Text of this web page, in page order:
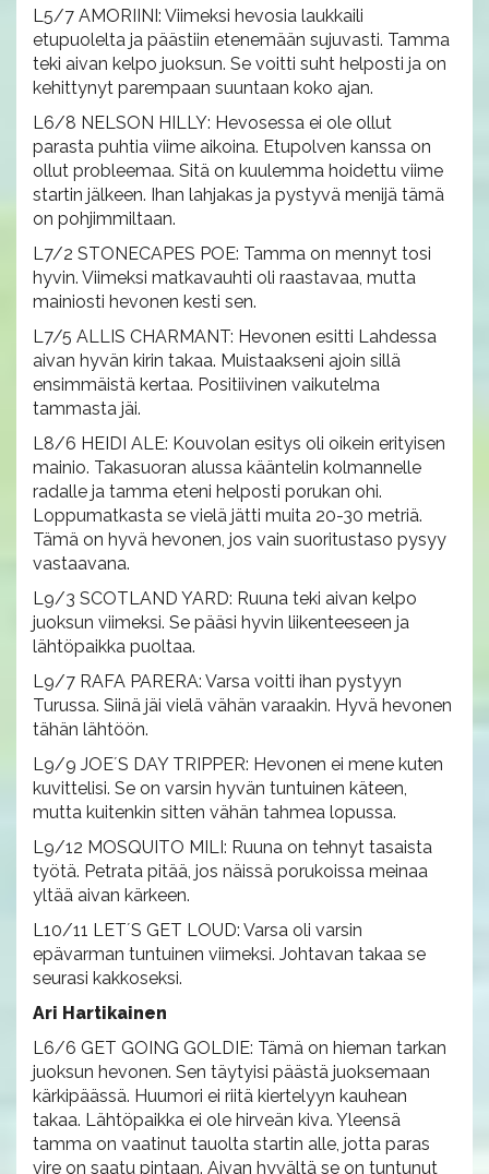
L5/7 AMORIINI: Viimeksi hevosia laukkaili
etupuolelta ja päästiin etenemään sujuvasti. Tamma
teki aivan kelpo juoksun. Se voitti suht helposti ja on
kehittynyt parempaan suuntaan koko ajan.
L6/8 NELSON HILLY: Hevosessa ei ole ollut
parasta puhtia viime aikoina. Etupolven kanssa on
ollut probleemaa. Sitä on kuulemma hoidettu viime
startin jälkeen. Ihan lahjakas ja pystyvä menijä tämä
on pohjimmiltaan.
L7/2 STONECAPES POE: Tamma on mennyt tosi
hyvin. Viimeksi matkavauhti oli raastavaa, mutta
mainiosti hevonen kesti sen.
L7/5 ALLIS CHARMANT: Hevonen esitti Lahdessa
aivan hyvän kirin takaa. Muistaakseni ajoin sillä
ensimmäistä kertaa. Positiivinen vaikutelma
tammasta jäi.
L8/6 HEIDI ALE: Kouvolan esitys oli oikein erityisen
mainio. Takasuoran alussa kääntelin kolmannelle
radalle ja tamma eteni helposti porukan ohi.
Loppumatkasta se vielä jätti muita 20-30 metriä.
Tämä on hyvä hevonen, jos vain suoritustaso pysyy
vastaavana.
L9/3 SCOTLAND YARD: Ruuna teki aivan kelpo
juoksun viimeksi. Se pääsi hyvin liikenteeseen ja
lähtöpaikka puoltaa.
L9/7 RAFA PARERA: Varsa voitti ihan pystyyn
Turussa. Siinä jäi vielä vähän varaakin. Hyvä hevonen
tähän lähtöön.
L9/9 JOE´S DAY TRIPPER: Hevonen ei mene kuten
kuvittelisi. Se on varsin hyvän tuntuinen käteen,
mutta kuitenkin sitten vähän tahmea lopussa.
L9/12 MOSQUITO MILI: Ruuna on tehnyt tasaista
työtä. Petrata pitää, jos näissä porukoissa meinaa
yltää aivan kärkeen.
L10/11 LET´S GET LOUD: Varsa oli varsin
epävarman tuntuinen viimeksi. Johtavan takaa se
seurasi kakkoseksi.
Ari Hartikainen
L6/6 GET GOING GOLDIE: Tämä on hieman tarkan
juoksun hevonen. Sen täytyisi päästä juoksemaan
kärkipäässä. Huumori ei riitä kiertelyyn kauhean
takaa. Lähtöpaikka ei ole hirveän kiva. Yleensä
tamma on vaatinut tauolta startin alle, jotta paras
vire on saatu pintaan. Aivan hyvältä se on tuntunut